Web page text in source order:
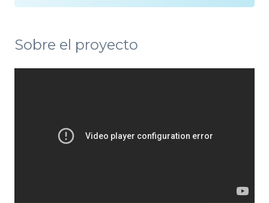
Sobre el proyecto